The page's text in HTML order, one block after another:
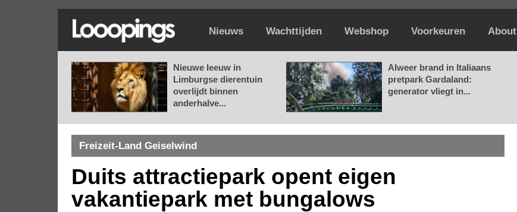
Nieuws Wachttijden Webshop Voorkeuren About
Nieuwe leeuw in
Limburgse dierentuin
overlijdt binnen
anderhalve...
Alweer brand in Italiaans
pretpark Gardaland:
generator vliegt in...
Freizeit-Land Geiselwind
Duits attractiepark opent eigen
vakantiepark met bungalows